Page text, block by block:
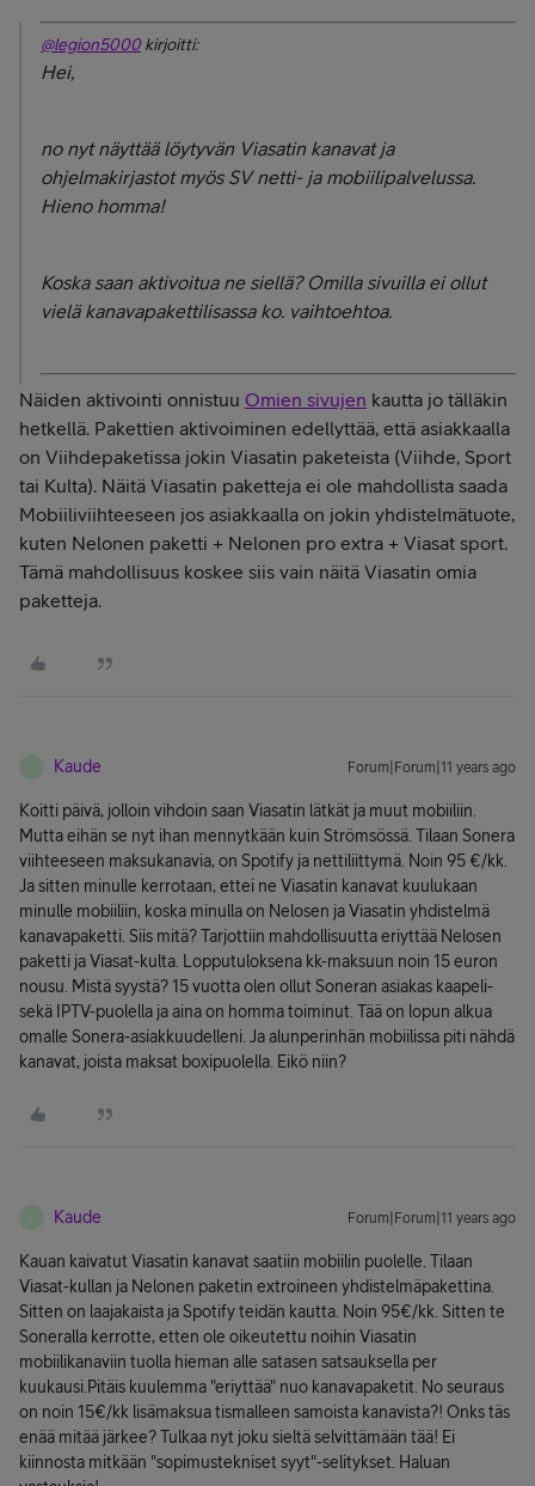
@legion5000kirjoitti:
Hei,
no nyt näyttää löytyvän Viasatin kanavat ja
ohjelmakirjastot myös SV netti- ja mobiilipalvelussa.
Hieno homma!
Koska saan aktivoitua ne siellä? Omilla sivuilla ei ollut
vielä kanavapakettilisassa ko. vaihtoehtoa.
Näiden aktivointi onnistuu Omien sivujen kautta jo tälläkin
hetkellä. Pakettien aktivoiminen edellyttää, että asiakkaalla
on Viihdepaketissa jokin Viasatin paketeista (Viihde, Sport
tai Kulta). Näitä Viasatin paketteja ei ole mahdollista saada
Mobiiliviihteeseen jos asiakkaalla on jokin yhdistelmätuote,
kuten Nelonen paketti + Nelonen pro extra + Viasat sport.
Tämä mahdollisuus koskee siis vain näitä Viasatin omia
paketteja.
Kaude Forum|Forum|11 years ago
Koitti päivä, jolloin vihdoin saan Viasatin lätkät ja muut mobiiliin.
Mutta eihän se nyt ihan mennytkään kuin Strömsössä. Tilaan Sonera
viihteeseen maksukanavia, on Spotify ja nettiliittymä. Noin 95 €/kk.
Ja sitten minulle kerrotaan, ettei ne Viasatin kanavat kuulukaan
minulle mobiiliin, koska minulla on Nelosen ja Viasatin yhdistelmä
kanavapaketti. Siis mitä? Tarjottiin mahdollisuutta eriyttää Nelosen
paketti ja Viasat-kulta. Lopputuloksena kk-maksuun noin 15 euron
nousu. Mistä syystä? 15 vuotta olen ollut Soneran asiakas kaapeli-
sekä IPTV-puolella ja aina on homma toiminut. Tää on lopun alkua
omalle Sonera-asiakkuudelleni. Ja alunperinhän mobiilissa piti nähdä
kanavat, joista maksat boxipuolella. Eikö niin?
Kaude Forum|Forum|11 years ago
Kauan kaivatut Viasatin kanavat saatiin mobiilin puolelle. Tilaan
Viasat-kullan ja Nelonen paketin extroineen yhdistelmäpakettina.
Sitten on laajakaista ja Spotify teidän kautta. Noin 95€/kk. Sitten te
Soneralla kerrotte, etten ole oikeutettu noihin Viasatin
mobiilikanaviin tuolla hieman alle satasen satsauksella per
kuukausi.Pitäis kuulemma "eriyttää" nuo kanavapaketit. No seuraus
on noin 15€/kk lisämaksua tismalleen samoista kanavista?! Onks täs
enää mitää järkee? Tulkaa nyt joku sieltä selvittämään tää! Ei
kiinnosta mitkään "sopimustekniset syyt"-selitykset. Haluan